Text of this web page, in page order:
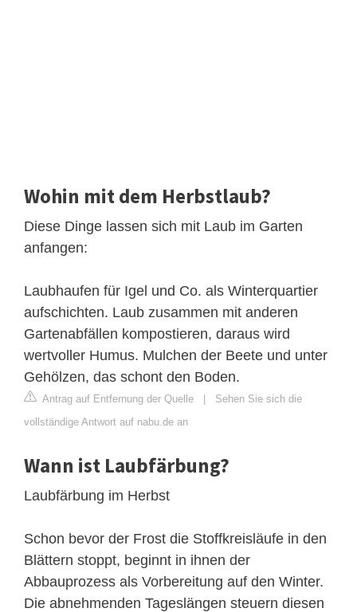
Wohin mit dem Herbstlaub?
Diese Dinge lassen sich mit Laub im Garten
anfangen:
Laubhaufen für Igel und Co. als Winterquartier
aufschichten. Laub zusammen mit anderen
Gartenabfällen kompostieren, daraus wird
wertvoller Humus. Mulchen der Beete und unter
Gehölzen, das schont den Boden.
Antrag auf Entfernung der Quelle | Sehen Sie sich die
vollständige Antwort auf nabu.de an
Wann ist Laubfärbung?
Laubfärbung im Herbst
Schon bevor der Frost die Stoffkreisläufe in den
Blättern stoppt, beginnt in ihnen der
Abbauprozess als Vorbereitung auf den Winter.
Die abnehmenden Tageslängen steuern diesen